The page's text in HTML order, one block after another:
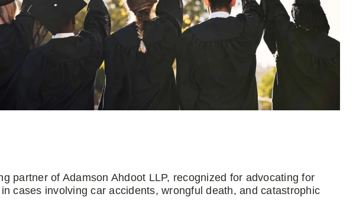
partner of Adamson Ahdoot LLP, recognized for advocating for
cases involving car accidents, wrongful death, and catastrophic